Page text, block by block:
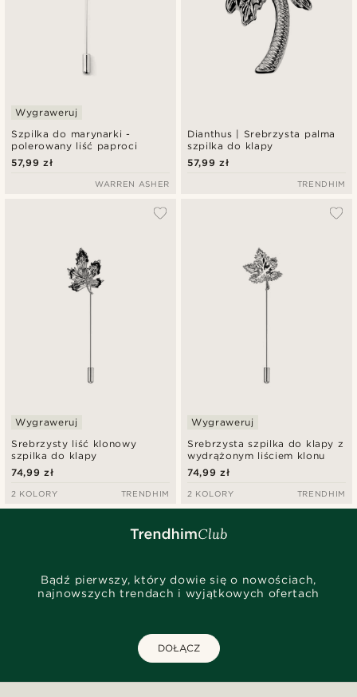
Szpilka do marynarki -
polerowany liść paproci
Wygraweruj
57,99 zł
WARREN ASHER
Dianthus | Srebrzysta palma
szpilka do klapy
57,99 zł
TRENDHIM
Srebrzysty liść klonowy
szpilka do klapy
Wygraweruj
74,99 zł
2 KOLORY TRENDHIM
Srebrzysta szpilka do klapy z
wydrążonym liściem klonu
Wygraweruj
74,99 zł
2 KOLORY TRENDHIM
Bądź pierwszy, który dowie się o nowościach,
najnowszych trendach i wyjątkowych ofertach
DOŁĄCZ